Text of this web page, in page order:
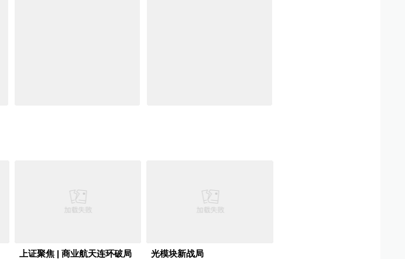
上证聚焦 | 商业航天连环破局 光模块新战局